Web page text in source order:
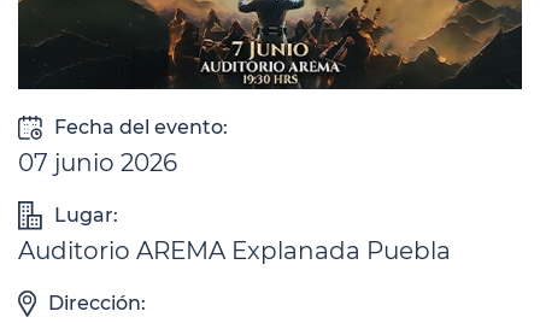
Fecha del evento:
07 junio 2026
Lugar:
Auditorio AREMA Explanada Puebla
Dirección: